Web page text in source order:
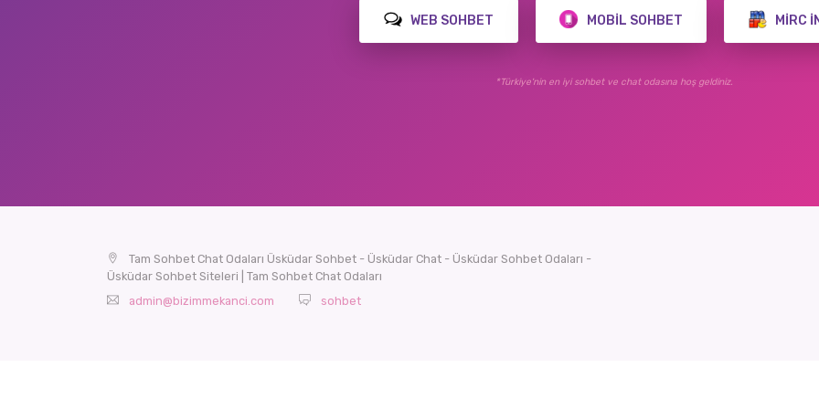
WEB SOHBET MOBIL SOHBET MIRC
*Türkiye'nin en iyi sohbet ve chat odasına hoş geldiniz.
Tam Sohbet Chat Odaları Üsküdar Sohbet - Üsküdar Chat - Üsküdar Sohbet Odaları -
Üsküdar Sohbet Siteleri | Tam Sohbet Chat Odaları
admin@bizimmekanci.com
sohbet